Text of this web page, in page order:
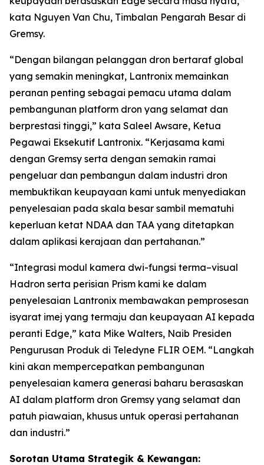
kata Nguyen Van Chu, Timbalan Pengarah Besar di
Gremsy.
“Dengan bilangan pelanggan dron bertaraf global
yang semakin meningkat, Lantronix memainkan
peranan penting sebagai pemacu utama dalam
pembangunan platform dron yang selamat dan
berprestasi tinggi,” kata Saleel Awsare, Ketua
Pegawai Eksekutif Lantronix. “Kerjasama kami
dengan Gremsy serta dengan semakin ramai
pengeluar dan pembangun dalam industri dron
membuktikan keupayaan kami untuk menyediakan
penyelesaian pada skala besar sambil mematuhi
keperluan ketat NDAA dan TAA yang ditetapkan
dalam aplikasi kerajaan dan pertahanan.”
“Integrasi modul kamera dwi-fungsi terma–visual
Hadron serta perisian Prism kami ke dalam
penyelesaian Lantronix membawakan pemprosesan
isyarat imej yang termaju dan keupayaan AI kepada
peranti Edge,” kata Mike Walters, Naib Presiden
Pengurusan Produk di Teledyne FLIR OEM. “Langkah
kini akan mempercepatkan pembangunan
penyelesaian kamera generasi baharu berasaskan
AI dalam platform dron Gremsy yang selamat dan
patuh piawaian, khusus untuk operasi pertahanan
dan industri.”
Sorotan Utama Strategik & Kewangan: